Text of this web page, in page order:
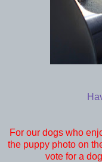
For our dogs who
the puppy photo on
vote for a